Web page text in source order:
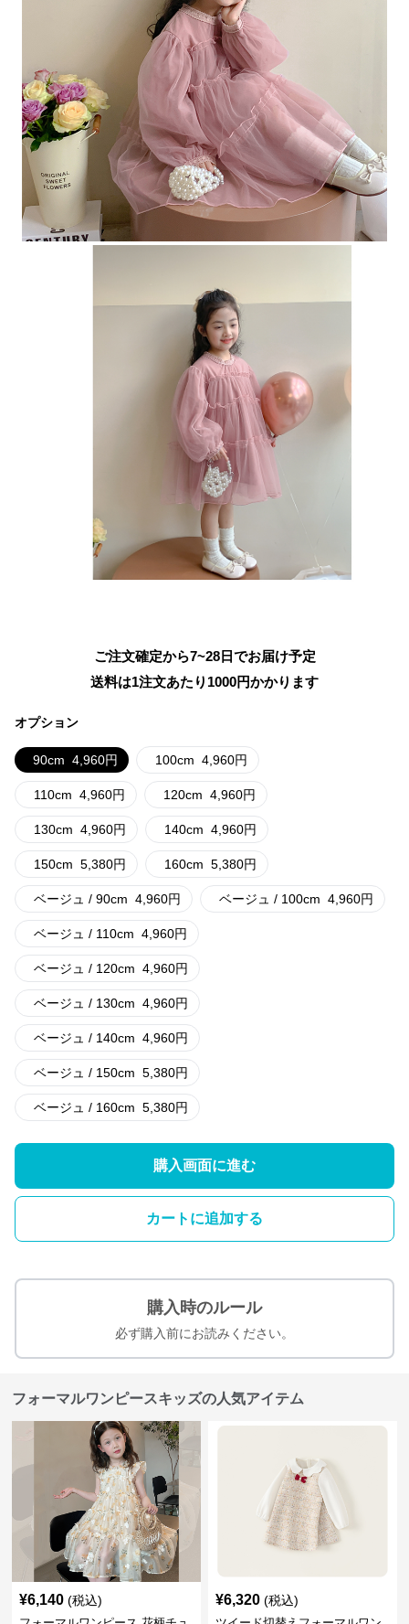
ご注文確定から7~28日でお届け予定
送料は1注文あたり 1000円かかります
オプション
90cm 4,960円 100cm 4,960円
110cm 4,960円 120cm 4,960円
130cm 4,960円 140cm 4,960円
150cm 5,380円 160cm 5,380円
ベージュ / 90cm 4,960円 ベージュ / 100cm 4,960円
ベージュ / 110cm 4,960円
ベージュ / 120cm 4,960円
ベージュ / 130cm 4,960円
ベージュ / 140cm 4,960円
ベージュ / 150cm 5,380円
ベージュ / 160cm 5,380円
購入画面に進む
カートに追加する
購入時のルール
必ず購入前にお読みください。
フォーマルワンピースキッズの人気アイテム
¥6,140 (税込) ¥6,320 (税込)